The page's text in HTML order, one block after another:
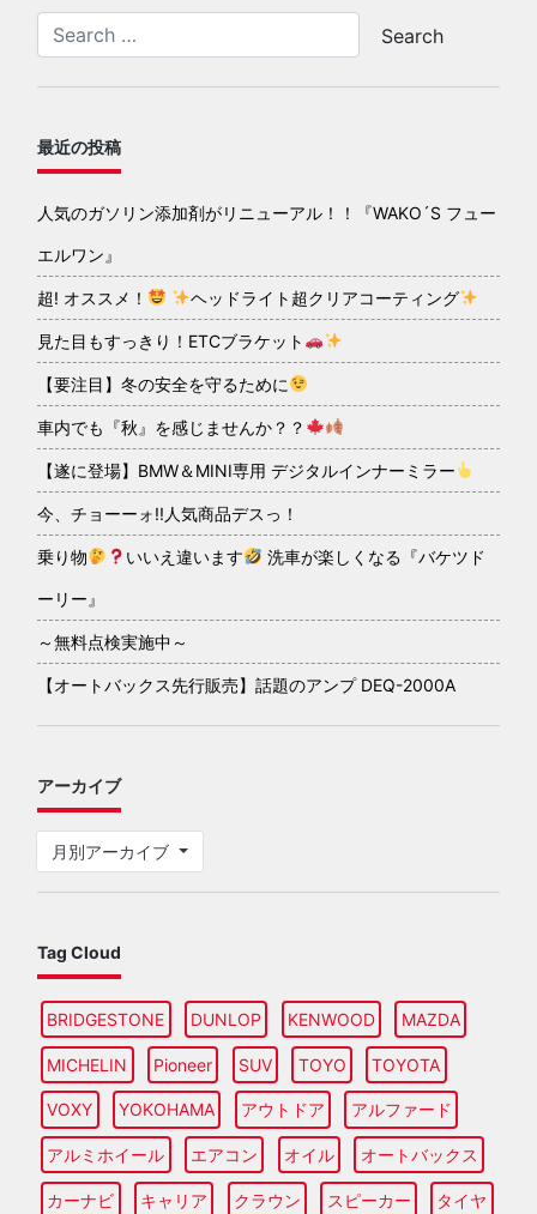
最近の投稿
人気のガソリン添加剤がリニューアル！！『WAKO´S フュー
エルワン』
超! オススメ！ ヘッドライト超クリアコーティング
見た目もすっきり！ETCブラケット
【要注目】冬の安全を守るために
車内でも『秋』を感じませんか？？
【遂に登場】BMW＆MINI専用 デジタルインナーミラー
今、チョーーォ!!人気商品デスっ！
乗り物 いいえ違います 洗車が楽しくなる『バケツド
ーリー』
～無料点検実施中～
【オートバックス先行販売】話題のアンプ DEQ-2000A
アーカイブ
月別アーカイブ
Tag Cloud
BRIDGESTONE DUNLOP KENWOOD MAZDA
MICHELIN Pioneer SUV TOYO TOYOTA
VOXY YOKOHAMA アウトドア アルファード
アルミホイール エアコン オイル オートバックス
カーナビ キャリア クラウン スピーカー タイヤ